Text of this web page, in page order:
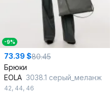
-9%
73.39 $80.45
Брюки
EOLA 3038.1 серый_меланж
42, 44, 46